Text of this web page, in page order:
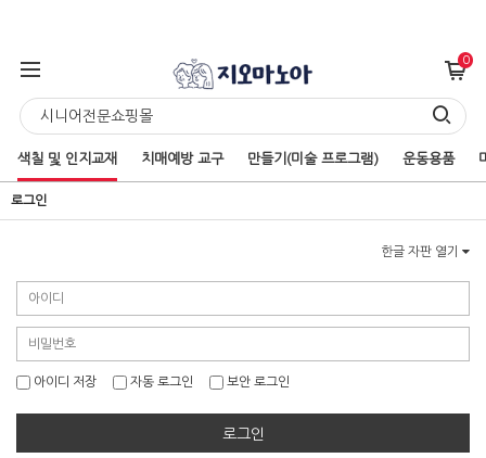
0
색칠 및 인지교재 치매예방 교구 만들기(미술 프로그램) 운동용품
로그인
한글 자판 열기
아이디 저장 자동 로그인 보안 로그인
로그인